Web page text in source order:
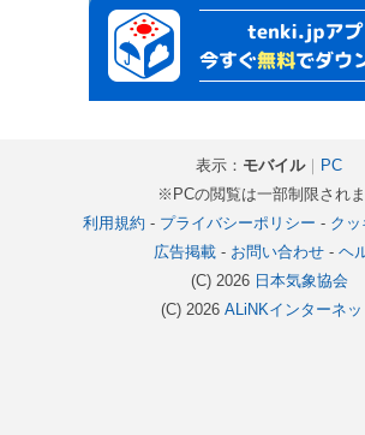
表示： モバイル｜ PC
※PCの閲覧は一部制限され
利用規約 - プライバシーポリシー - ク
広告掲載- お問い合わせ- ヘ
(C) 2026 日本気象協会
(C) 2026 ALiNKインターネッ